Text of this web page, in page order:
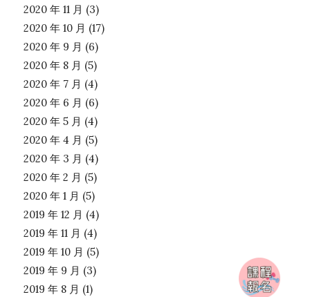
2020 年 11 月 (3)
2020 年 10 月 (17)
2020 年 9 月 (6)
2020 年 8 月 (5)
2020 年 7 月 (4)
2020 年 6 月 (6)
2020 年 5 月 (4)
2020 年 4 月 (5)
2020 年 3 月 (4)
2020 年 2 月 (5)
2020 年 1 月 (5)
2019 年 12 月 (4)
2019 年 11 月 (4)
2019 年 10 月 (5)
2019 年 9 月 (3)
2019 年 8 月 (1)